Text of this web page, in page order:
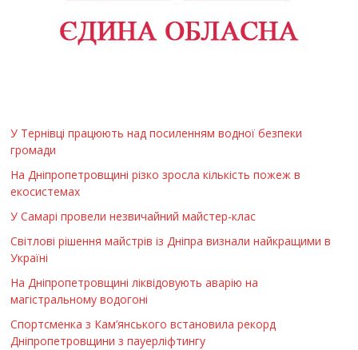
У Тернівці працюють над посиленням водної безпеки
громади
На Дніпропетровщині різко зросла кількість пожеж в
екосистемах
У Самарі провели незвичайний майстер-клас
Світлові рішення майстрів із Дніпра визнали найкращими в
Україні
На Дніпропетровщині ліквідовують аварію на
магістральному водогоні
Спортсменка з Кам’янського встановила рекорд
Дніпропетровщини з пауерліфтингу